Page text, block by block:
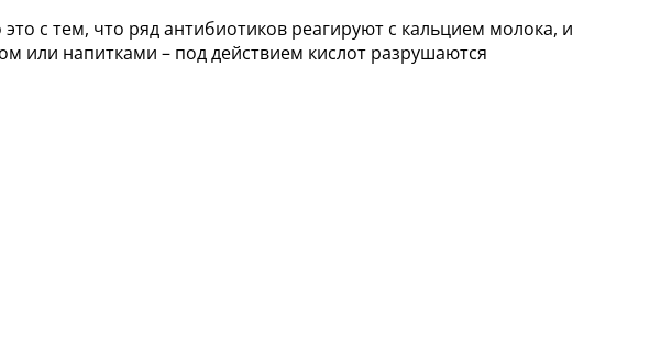
с тем, что ряд антибиотиков реагируют с кальцием молока, и
или напитками – под действием кислот разрушаются